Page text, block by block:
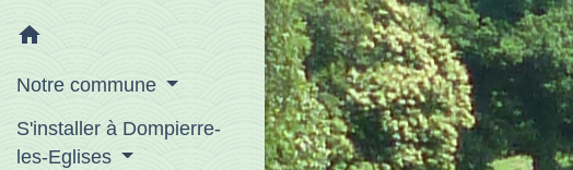
home
Notre commune
S'installer à Dompierre-
les-Eglises